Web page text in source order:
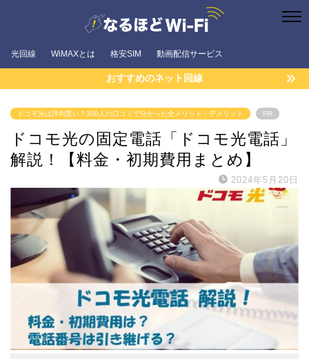
光回線 WiMAXとは 格安SIM 動画配信サービス
おすすめのネット回線
ドコモ光は評判悪い？300人の口コミで分かった全メリット・デメリット PR
ドコモ光の固定電話「ドコモ光電話」
解説！【料金・初期費用まとめ】
2024年5月20日